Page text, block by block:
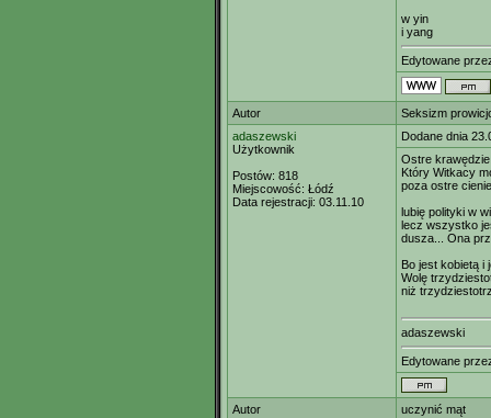
w yin
i yang
Edytowane
Autor
Seksizm
adaszewski
Użytkownik
Postów: 818
Miejscowość: Łódź
Data rejestracji: 03.11.10
Dodane dnia
Ostre
Który Witkacy
poza ostre
lubię polityki w
lecz wszystko
dusza... Ona
Bo jest kobietą i
Wolę
niż
adaszewski
Edytowane
Autor
uczynić mąt